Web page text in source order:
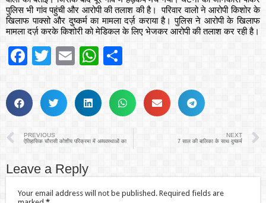
पुलिस भी गांव पहुंची और आरोपी की तलाश की है। परिवार वालो ने आरोपी किशोर के
खिलाफ पाक्सो और दुष्कर्म का मामला दर्ज़ कराया है। पुलिस ने आरोपी के खिलाफ
मामला दर्ज़ करके किशोरी को मेडिकल के लिए भेजकर आरोपी की तलाश कर रही है।
Facebook
Twitter
EmailWhatsApp
PREVIOUS
ऐतिहासिक चौरासी कोशीय परिक्रमा में अव्यवस्थाओं का
NEXT
7 साल की बालिका के साथ दुष्कर्म
Leave a Reply
Your email address will not be published. Required fields are